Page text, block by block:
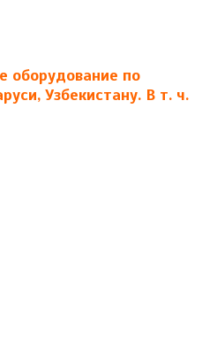
оборудование по
Узбекистану. В т. ч.